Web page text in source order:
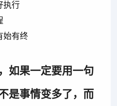
执行
始有终
如果一定要用一句
是事情变多了，而